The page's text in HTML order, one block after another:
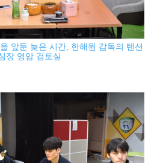
앞둔 늦은 시간, 한해원 감독의 텐션
장 영암 검토실